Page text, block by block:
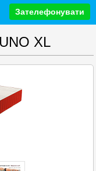
Зателефонувати
XL